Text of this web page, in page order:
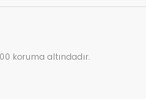
koruma altındadır.